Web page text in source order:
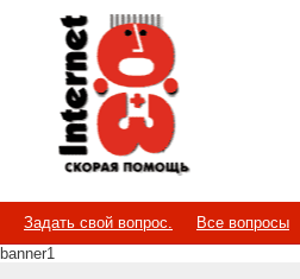
Internet
Скорая помощь
Задать свой вопрос. Все вопросы
banner1